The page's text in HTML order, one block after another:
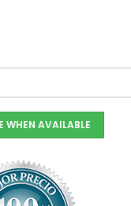
WHEN AVAILABLE